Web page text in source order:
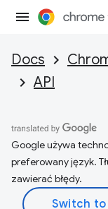
Docs
API
Google używa
preferowany język.
zawierać błędy.